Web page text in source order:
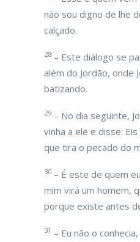
não sou digno de lhe
calçado.
28 – Este diálogo se
além do Jordão, onde
batizando.
29 – No dia seguinte,
vinha a ele e disse:
que tira o pecado do
30 – É este de quem
mim virá um homem,
porque existe antes
31 – Eu não o